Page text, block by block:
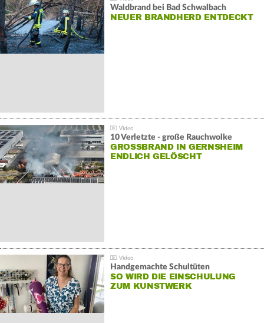
Waldbrand bei Bad Schwalbach
NEUER BRANDHERD ENTDECKT
10 Verletzte - große Rauchwolke
GROSSBRAND IN GERNSHEIM E
NDLICH GELÖSCHT
Handgemachte Schultüten
SO WIRD DIE EINSCHULUNG
ZUM KUNSTWERK